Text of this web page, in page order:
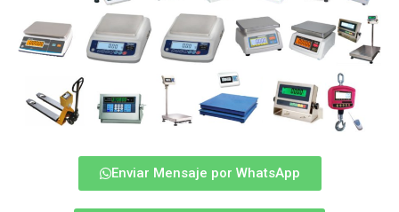
Enviar Mensaje por WhatsApp